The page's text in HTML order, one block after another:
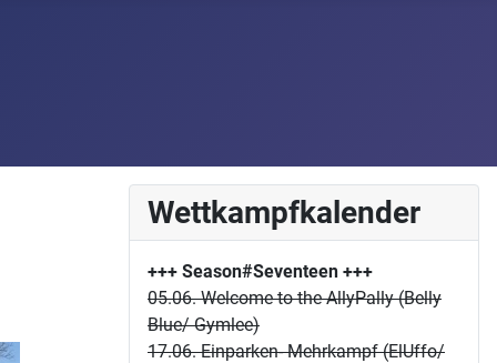
Wettkampfkalender
+++ Season#Seventeen +++
05.06. Welcome to the AllyPally (Belly
Blue/ Gymlee)
17.06. Einparken- Mehrkampf (ElUffo/